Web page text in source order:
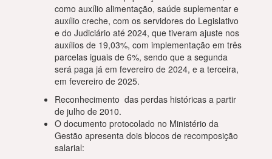
como auxílio alimentação, saúde suplementar e
auxílio creche, com os servidores do Legislativo
e do Judiciário até 2024, que tiveram ajuste nos
auxílios de 19,03%, com implementação em três
parcelas iguais de 6%, sendo que a segunda
será paga já em fevereiro de 2024, e a terceira,
em fevereiro de 2025.
Reconhecimento das perdas históricas a partir
de julho de 2010.
O documento protocolado no Ministério da
Gestão apresenta dois blocos de recomposição
salarial: